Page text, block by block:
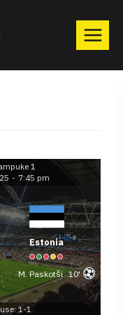
1
- 7:45 pm
Estonia
M. Paskotši 10'
1-1